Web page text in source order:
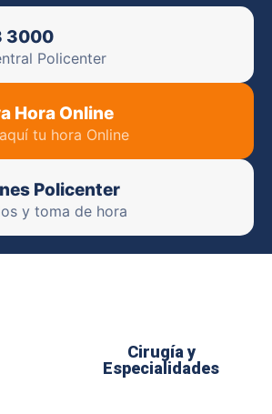
3000
Policenter
Hora Online
tu hora Online
Policenter
y toma de hora
Cirugía y
Especialidades